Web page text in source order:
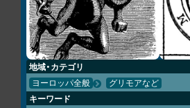
地域・カテゴリ
ヨーロッパ全般 グリモアなど
キーワード